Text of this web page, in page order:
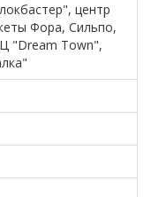
центр
Фора, Сильпо,
"Dream Town",